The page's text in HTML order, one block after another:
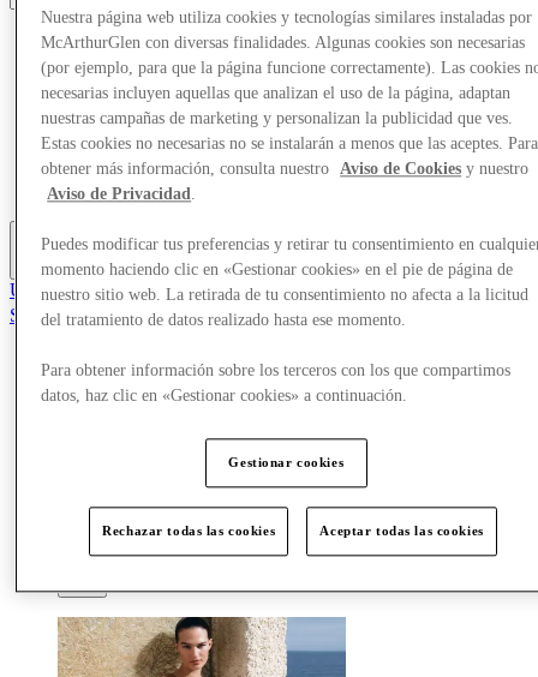
Tiendas
Ofertas
Planifica tu visita
¿Qué pasa?
Comer y beber
Tarjetas regalo
Servicios
Guía de destinos
Más
Únete al Club
Salvado
Tiendas
Ofertas
Servicios
Guía de destinos
Nuestra página web utiliza cookies y tecnologías similares instaladas por
McArthurGlen con diversas finalidades. Algunas cookies son necesarias
(por ejemplo, para que la página funcione correctamente). Las cookies
necesarias incluyen aquellas que analizan el uso de la página, adaptan
nuestras campañas de marketing y personalizan la publicidad que ves.
Estas cookies no necesarias no se instalarán a menos que las aceptes. Para
obtener más información, consulta nuestro
Aviso de Cookies y nuestro
Aviso de Privacidad.
Puedes modificar tus preferencias y retirar tu consentimiento en
momento haciendo clic en «Gestionar cookies» en el pie de página de
nuestro sitio web. La retirada de tu consentimiento no afecta a la licitud
del tratamiento de datos realizado hasta ese momento.
Para obtener información sobre los terceros con los que compartimos
datos, haz clic en «Gestionar cookies» a continuación.
Gestionar cookies
Rechazar todas las cookies Aceptar todas las cookies